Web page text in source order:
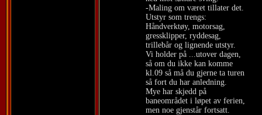
-Maling om været tillater det.
Utstyr som trengs:
Håndverktøy, motorsag,
gressklipper, ryddesag,
trillebår og lignende utstyr.
Vi holder på ...utover dagen,
så om du ikke kan komme
kl.09 så må du gjerne ta turen
så fort du har anledning.
Mye har skjedd på
baneområdet i løpet av ferien,
men noe gjenstår fortsatt.